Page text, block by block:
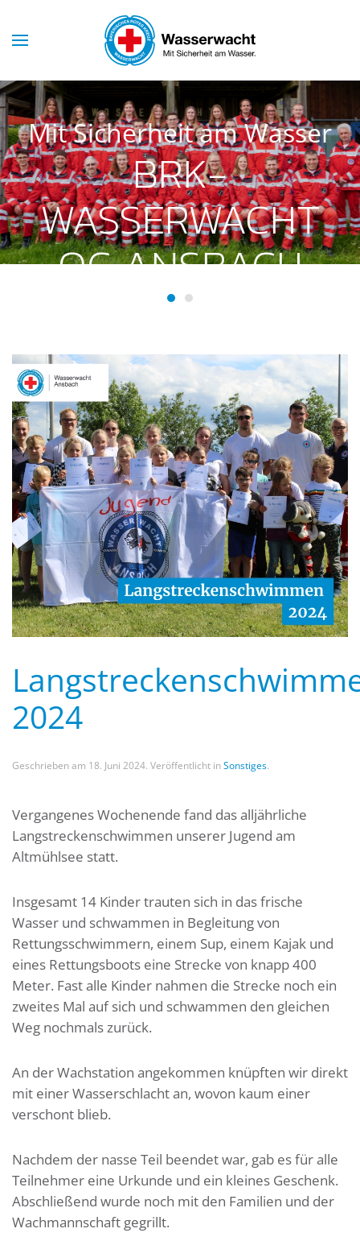
Skip to main content
Mit Sicherheit am Wasser
BRK-
WASSERWACHT
OG ANSBACH
BRK-Wasserwacht OG
2024
Geschrieben am 18. Juni 2024. Veröffentlicht inSonstiges.
Vergangenes Wochenende fand das alljährliche
Langstreckenschwimmen unserer Jugend am
Altmühlsee statt.
Insgesamt 14 Kinder trauten sich in das frische
Wasser und schwammen in Begleitung von
Rettungsschwimmern, einem Sup, einem Kajak und
eines Rettungsboots eine Strecke von knapp 400
Meter. Fast alle Kinder nahmen die Strecke noch ein
zweites Mal auf sich und schwammen den gleichen
Weg nochmals zurück.
An der Wachstation angekommen knüpften wir direkt
mit einer Wasserschlacht an, wovon kaum einer
verschont blieb.
Nachdem der nasse Teil beendet war, gab es für alle
Teilnehmer eine Urkunde und ein kleines Geschenk.
Abschließend wurde noch mit den Familien und der
Wachmannschaft gegrillt.